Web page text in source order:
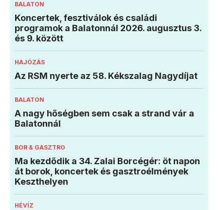
BALATON
Koncertek, fesztiválok és családi
programok a Balatonnál 2026. augusztus 3.
és 9. között
HAJÓZÁS
Az RSM nyerte az 58. Kékszalag Nagydíjat
BALATON
A nagy hőségben sem csak a strand vár a
Balatonnál
BOR & GASZTRO
Ma kezdődik a 34. Zalai Borcégér: öt napon
át borok, koncertek és gasztroélmények
Keszthelyen
HÉVÍZ